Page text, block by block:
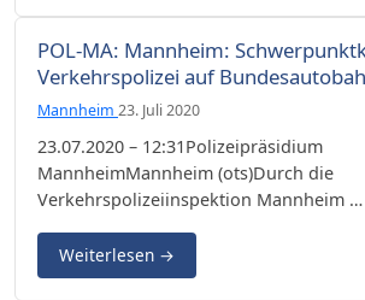
POL-MA: Mannheim:
Verkehrspolizei auf
Mannheim 23. Juli 2020
23.07.2020 – 12:31Polizeipräsidium
MannheimMannheim (ots)Durch die
Verkehrspolizeiinspektion Mannheim …
Weiterlesen →